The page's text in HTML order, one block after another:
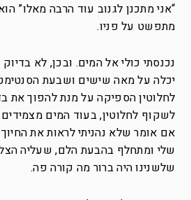
“אני מתכנן לגנוב עוד הרבה מאלו”
מתפשט על פניו.
נכנסתי כולי אל המים. ובכן, לא
יכלה על מאה שישים ושבעת
לחלוטין הספיקה על מנת להפוך את
לשקוף לחלוטין, בעוד המים
אם אומר שלא נהניתי לראות את
שלי ומתחלף בהבעת הלם, שעליה
שלשנינו היה ברור מה קורה פה.